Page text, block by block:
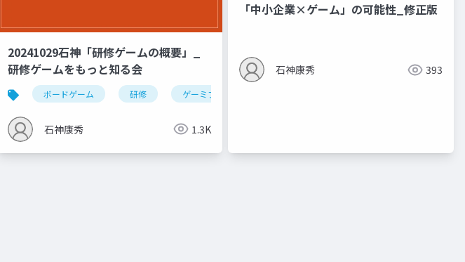
すごろく
20241029石神「研修ゲームの概要」_
研修ゲームをもっと知る会
ボードゲーム 研修 ゲーミフィケーション
石神康秀 1.3K
「中小企業×ゲーム」の可能性_修正版
石神康秀 393